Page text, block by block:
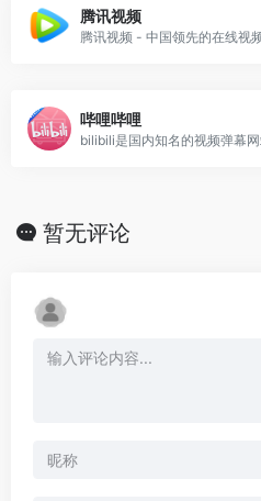
腾讯视频
腾讯视频 - 中国领先的在线视
哔哩哔哩
暂无评论